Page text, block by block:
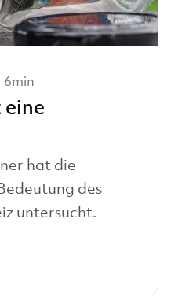
6min
eine
hat die
des
untersucht.